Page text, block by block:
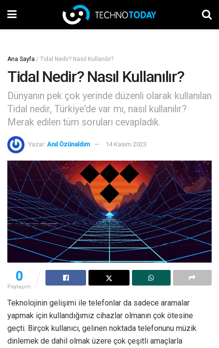
Ana Sayfa / Tidal Nedir? Nasıl Kullanılır?
Tidal Nedir? Nasıl Kullanılır?
Dünyanın pek çok yerinde düzenli olarak kullanılan
Tidal nedir, Türkiye'de var mı, nasıl kullanılır?
Merak edilen tüm soruları cevapladık.
Yazar: Anıl Özünaldım 14 Kasım 2023
0
Paylaşım
Teknolojinin gelişimi ile telefonlar da sadece aramalar
yapmak için kullandığımız cihazlar olmanın çok ötesine
geçti. Birçok kullanıcı, gelinen noktada telefonunu müzik
dinlemek de dahil olmak üzere çok çeşitli amaçlarla